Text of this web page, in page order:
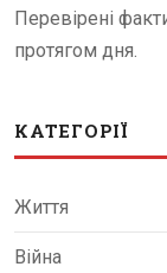
Перевірені
протягом дня.
КАТЕГОРІЇ
Життя
Війна